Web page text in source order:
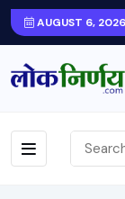
AUGUST 6, 2026